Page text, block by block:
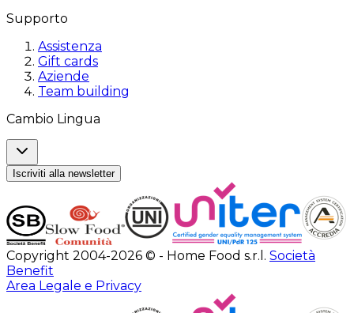
Supporto
Assistenza
Gift cards
Aziende
Team building
Cambio Lingua
Iscriviti alla newsletter
Copyright 2004-2026 © - Home Food s.r.l. Società
Benefit
Area Legale e Privacy